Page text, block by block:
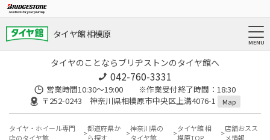
タイヤ館 相模原
タイヤのことならブリヂストンのタイヤ館へ
042-760-3331
営業時間10:30～19:00 ※作業受付終了時間：18:30
〒252-0243 神奈川県相模原市中央区上溝4076-1
Map
タイヤ・ホイール専門
店のタイヤ館
都道府県か
ら探す
神奈川県の
タイヤ館
タイヤ館 相
模原TOP
店舗おスス
メ情報